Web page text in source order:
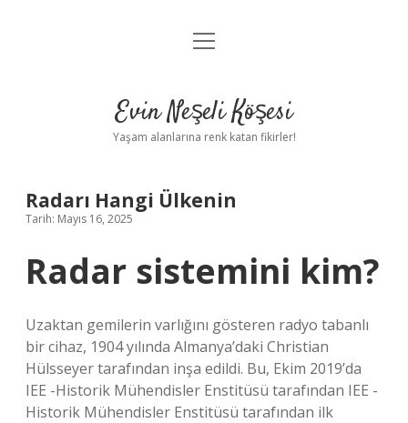
Anasayfa
Yasal Uyarı
menüyü
Evin Neşeli Köşesi
Yaşam alanlarına renk katan fikirler!
Radarı Hangi Ülkenin
Tarih: Mayıs 16, 2025
Radar sistemini kim?
Uzaktan gemilerin varlığını gösteren radyo tabanlı
bir cihaz, 1904 yılında Almanya’daki Christian
Hülsseyer tarafından inşa edildi. Bu, Ekim 2019’da
IEE -Historik Mühendisler Enstitüsü tarafından IEE -
Historik Mühendisler Enstitüsü tarafından ilk